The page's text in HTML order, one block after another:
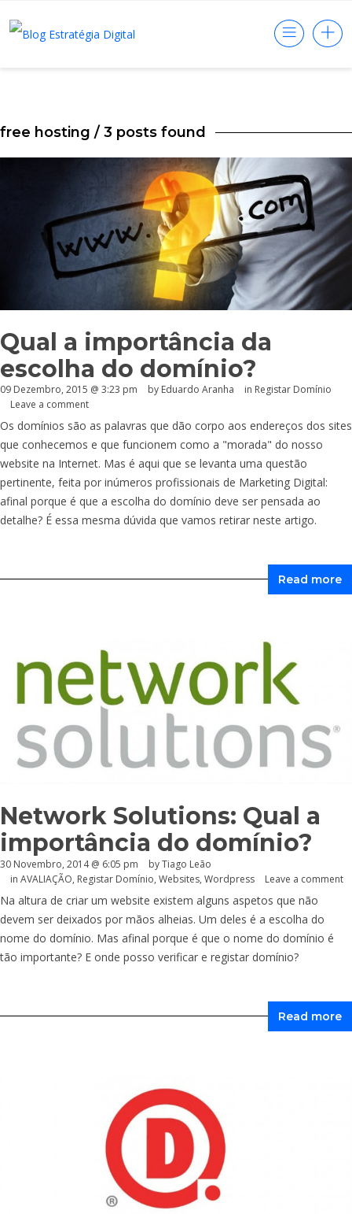
free hosting / 3 posts found
Qual a importância da
escolha do domínio?
09 Dezembro, 2015 @ 3:23 pm by Eduardo Aranha in Registar Domínio
Leave a comment
Os domínios são as palavras que dão corpo aos endereços dos sites
que conhecemos e que funcionem como a "morada" do nosso
website na Internet. Mas é aqui que se levanta uma questão
pertinente, feita por inúmeros profissionais de Marketing Digital:
afinal porque é que a escolha do domínio deve ser pensada ao
detalhe? É essa mesma dúvida que vamos retirar neste artigo.
Read more
Network Solutions: Qual a
importância do domínio?
30 Novembro, 2014 @ 6:05 pm
by Tiago Leão
in AVALIAÇÃO, Registar Domínio, Websites, Wordpress Leave a comment
Na altura de criar um website existem alguns aspetos que não
devem ser deixados por mãos alheias. Um deles é a escolha do
nome do domínio. Mas afinal porque é que o nome do domínio é
tão importante? E onde posso verificar e registar domínio?
Read more